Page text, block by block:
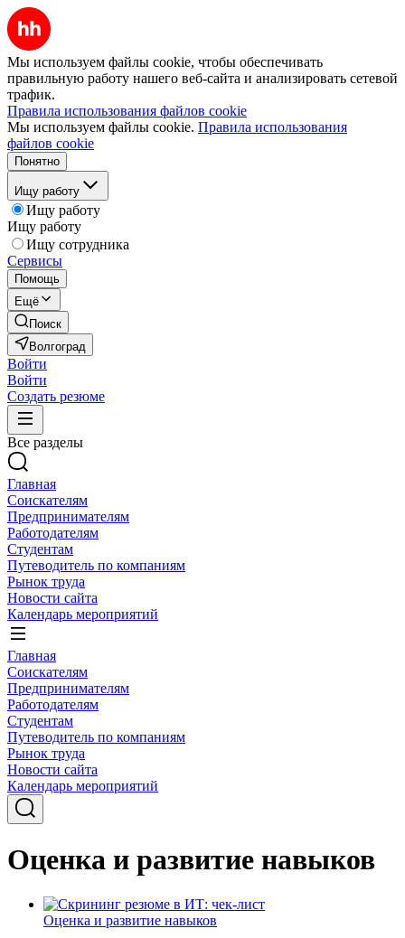
Мы используем файлы cookie, чтобы обеспечивать
правильную работу нашего веб-сайта и анализировать сетевой
трафик.
Правила использования файлов cookie
Мы используем файлы cookie. Правила использования
файлов cookie
Понятно
Ищу работу
Ищу работу
Ищу работу
Ищу сотрудника
Сервисы
Помощь
Ещё
Поиск
Волгоград
Войти
Войти
Создать резюме
Все разделы
Главная
Соискателям
Предпринимателям
Работодателям
Студентам
Путеводитель по компаниям
Рынок труда
Новости сайта
Календарь мероприятий
Главная
Соискателям
Предпринимателям
Работодателям
Студентам
Путеводитель по компаниям
Рынок труда
Новости сайта
Календарь мероприятий
Оценка и развитие навыков
Оценка и развитие навыков